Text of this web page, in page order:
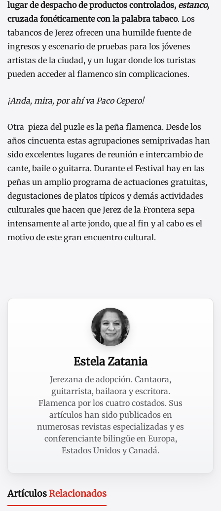
lugar de despacho de productos controlados, estanco,
cruzada fonéticamente con la palabra tabaco. Los
tabancos de Jerez ofrecen una humilde fuente de
ingresos y escenario de pruebas para los jóvenes
artistas de la ciudad, y un lugar donde los turistas
pueden acceder al flamenco sin complicaciones.
¡Anda, mira, por ahí va Paco Cepero!
Otra pieza del puzle es la peña flamenca. Desde los
años cincuenta estas agrupaciones semiprivadas han
sido excelentes lugares de reunión e intercambio de
cante, baile o guitarra. Durante el Festival hay en las
peñas un amplio programa de actuaciones gratuitas,
degustaciones de platos típicos y demás actividades
culturales que hacen que Jerez de la Frontera sepa
intensamente al arte jondo, que al fin y al cabo es el
motivo de este gran encuentro cultural.
Estela Zatania
Jerezana de adopción. Cantaora,
guitarrista, bailaora y escritora.
Flamenca por los cuatro costados. Sus
artículos han sido publicados en
numerosas revistas especializadas y es
conferenciante bilingüe en Europa,
Estados Unidos y Canadá.
ArtículosRelacionados